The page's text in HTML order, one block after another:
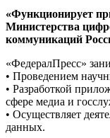
«Функционирует
Министерства
коммуникаций
«ФедералПресс»
• Проведением
• Разработкой
сфере медиа и
• Осуществляет
данных.